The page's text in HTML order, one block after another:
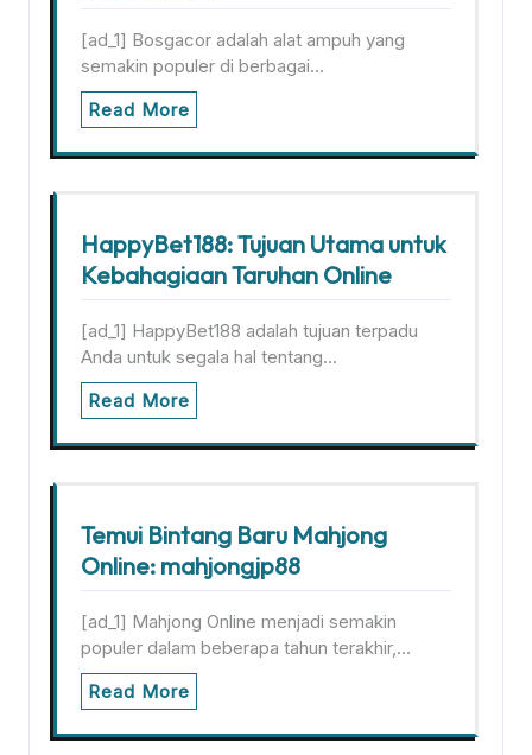
[ad_1] Bosgacor adalah alat ampuh yang
semakin populer di berbagai…
Read More
HappyBet188: Tujuan Utama untuk
Kebahagiaan Taruhan Online
[ad_1] HappyBet188 adalah tujuan terpadu
Anda untuk segala hal tentang…
Read More
Temui Bintang Baru Mahjong
Online: mahjongjp88
[ad_1] Mahjong Online menjadi semakin
populer dalam beberapa tahun terakhir,…
Read More